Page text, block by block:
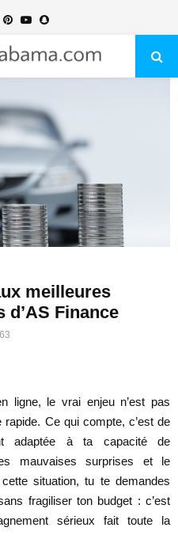
PinterestYoutubeSnapchat
meilleures
Finance
ligne, le vrai enjeu n’est pas
rapide. Ce qui compte, c’est de
adaptée à ta capacité de
mauvaises surprises et le
situation, tu te demandes
fragiliser ton budget : c’est
sérieux fait toute la